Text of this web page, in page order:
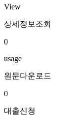
View
상세정보조회
0
usage
원문다운로드
0
대출신청